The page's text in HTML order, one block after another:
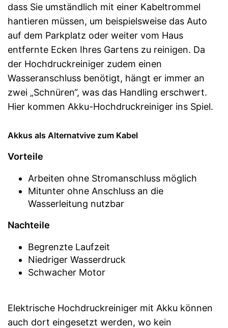
dass Sie umständlich mit einer Kabeltrommel
hantieren müssen, um beispielsweise das Auto
auf dem Parkplatz oder weiter vom Haus
entfernte Ecken Ihres Gartens zu reinigen. Da
der Hochdruckreiniger zudem einen
Wasseranschluss benötigt, hängt er immer an
zwei „Schnüren“, was das Handling erschwert.
Hier kommen Akku-Hochdruckreiniger ins Spiel.
Akkus als Alternatvive zum Kabel
Vorteile
Arbeiten ohne Stromanschluss möglich
Mitunter ohne Anschluss an die
Wasserleitung nutzbar
Nachteile
Begrenzte Laufzeit
Niedriger Wasserdruck
Schwacher Motor
Elektrische Hochdruckreiniger mit Akku können
auch dort eingesetzt werden, wo kein